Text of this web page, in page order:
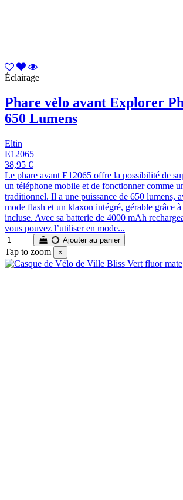
Éclairage
Phare vèlo avant Explorer
650 Lumens
Eltin
E12065
38,95 €
Le phare avant E12065 offre la possibilité de
un téléphone mobile et de fonctionner comme
traditionnel. Il a une puissance de 650 lumens,
mode flash et un klaxon intégré, gérable grâce
incluse. Avec sa batterie de 4000 mAh
vous pouvez l’utiliser en mode...
Ajouter au panier
Tap to zoom ×